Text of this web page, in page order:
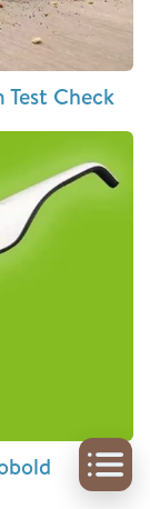
Test Check